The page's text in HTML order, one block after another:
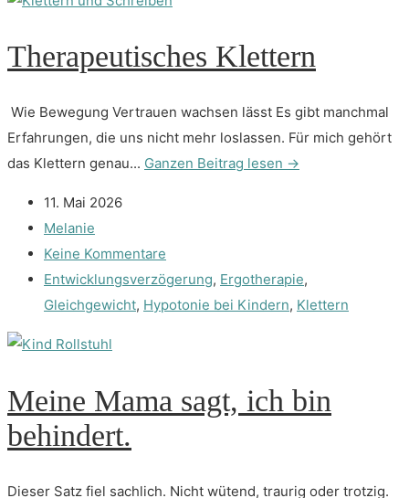
Therapeutisches Klettern
Wie Bewegung Vertrauen wachsen lässt Es gibt manchmal
Erfahrungen, die uns nicht mehr loslassen. Für mich gehört
das Klettern genau... Ganzen Beitrag lesen →
11. Mai 2026
Melanie
Keine Kommentare
Entwicklungsverzögerung, Ergotherapie,
Gleichgewicht, Hypotonie bei Kindern, Klettern
Meine Mama sagt, ich bin
behindert.
Dieser Satz fiel sachlich. Nicht wütend, traurig oder trotzig.